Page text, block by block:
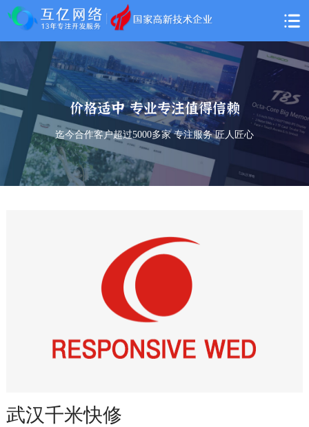
价格适中 专业专注值得信赖
迄今合作客户超过5000多家 专注服务 匠人匠心
武汉千米快修